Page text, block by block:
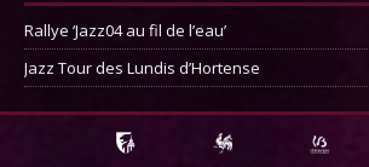
Rallye ‘Jazz04 au fil de l’eau’
Jazz Tour des Lundis d’Hortense